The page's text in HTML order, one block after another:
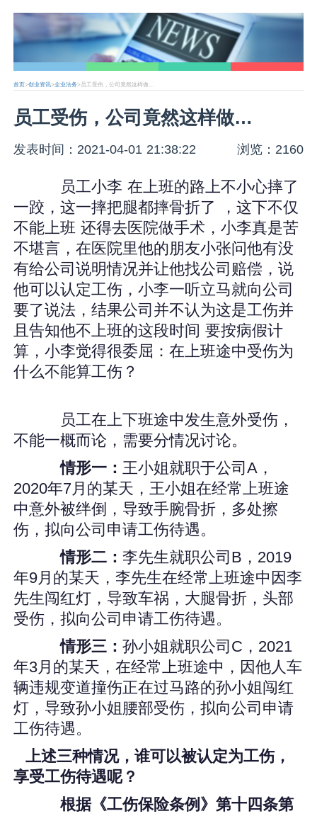
首页>创业资讯>企业法务>员工受伤，公司竟然这样做…
员工受伤，公司竟然这样做…
发表时间：2021-04-01 21:38:22 浏览：2160
员工小李 在上班的路上不小心摔了
一跤，这一摔把腿都摔骨折了 ，这下不仅
不能上班 还得去医院做手术，小李真是苦
不堪言，在医院里他的朋友小张问他有没
有给公司说明情况并让他找公司赔偿，说
他可以认定工伤，小李一听立马就向公司
要了说法，结果公司并不认为这是工伤并
且告知他不上班的这段时间 要按病假计
算，小李觉得很委屈：在上班途中受伤为
什么不能算工伤？
员工在上下班途中发生意外受伤，
不能一概而论，需要分情况讨论。
情形一： 王小姐就职于公司A，
2020年7月的某天，王小姐在经常上班途
中意外被绊倒，导致手腕骨折，多处擦
伤，拟向公司申请工伤待遇。
情形二： 李先生就职公司B，2019
年9月的某天，李先生在经常上班途中因李
先生闯红灯，导致车祸，大腿骨折，头部
受伤，拟向公司申请工伤待遇。
情形三： 孙小姐就职公司C，2021
年3月的某天，在经常上班途中，因他人车
辆违规变道撞伤正在过马路的孙小姐闯红
灯，导致孙小姐腰部受伤，拟向公司申请
工伤待遇。
上述三种情况，谁可以被认定为工伤，
享受工伤待遇呢？
根据《工伤保险条例》第十四条第